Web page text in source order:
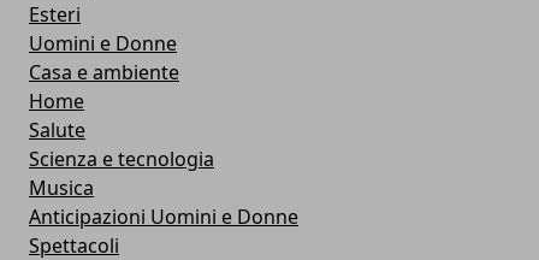
Esteri
Uomini e Donne
Casa e ambiente
Home
Salute
Scienza e tecnologia
Musica
Anticipazioni Uomini e Donne
Spettacoli